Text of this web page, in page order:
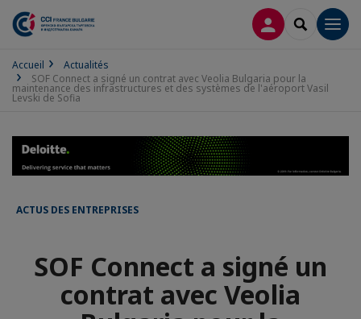
CONNEXION
Accueil
Actualités
SOF Connect a signé un contrat avec Veolia Bulgaria pour la
maintenance des infrastructures et des systèmes de l'aéroport Vasil
Levski de Sofia
ACTUS DES ENTREPRISES
SOF Connect a signé un
contrat avec Veolia